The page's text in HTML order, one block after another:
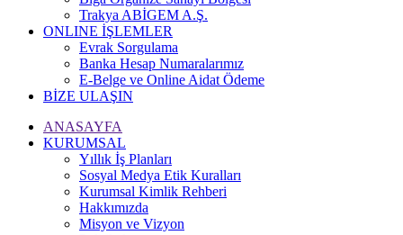
Trakya ABİGEM A.Ş.
ONLINE İŞLEMLER
Evrak Sorgulama
Banka Hesap Numaralarımız
E-Belge ve Online Aidat Ödeme
BİZE ULAŞIN
ANASAYFA
KURUMSAL
Yıllık İş Planları
Sosyal Medya Etik Kuralları
Kurumsal Kimlik Rehberi
Hakkımızda
Misyon ve Vizyon